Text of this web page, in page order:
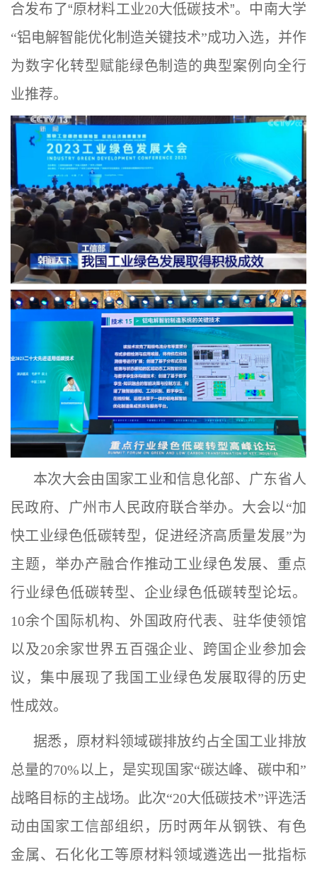
合发布了“原材料工业20大低碳技术”。中南大学
“铝电解智能优化制造关键技术”成功入选，并作
为数字化转型赋能绿色制造的典型案例向全行
业推荐。
本次大会由国家工业和信息化部、广东省人
民政府、广州市人民政府联合举办。大会以“加
快工业绿色低碳转型，促进经济高质量发展”为
主题，举办产融合作推动工业绿色发展、重点
行业绿色低碳转型、企业绿色低碳转型论坛。
10余个国际机构、外国政府代表、驻华使领馆
以及20余家世界五百强企业、跨国企业参加会
议，集中展现了我国工业绿色发展取得的历史
性成效。
据悉，原材料领域碳排放约占全国工业排放
总量的70%以上，是实现国家“碳达峰、碳中和”
战略目标的主战场。此次“20大低碳技术”评选活
动由国家工信部组织，历时两年从钢铁、有色
金属、石化化工等原材料领域遴选出一批指标